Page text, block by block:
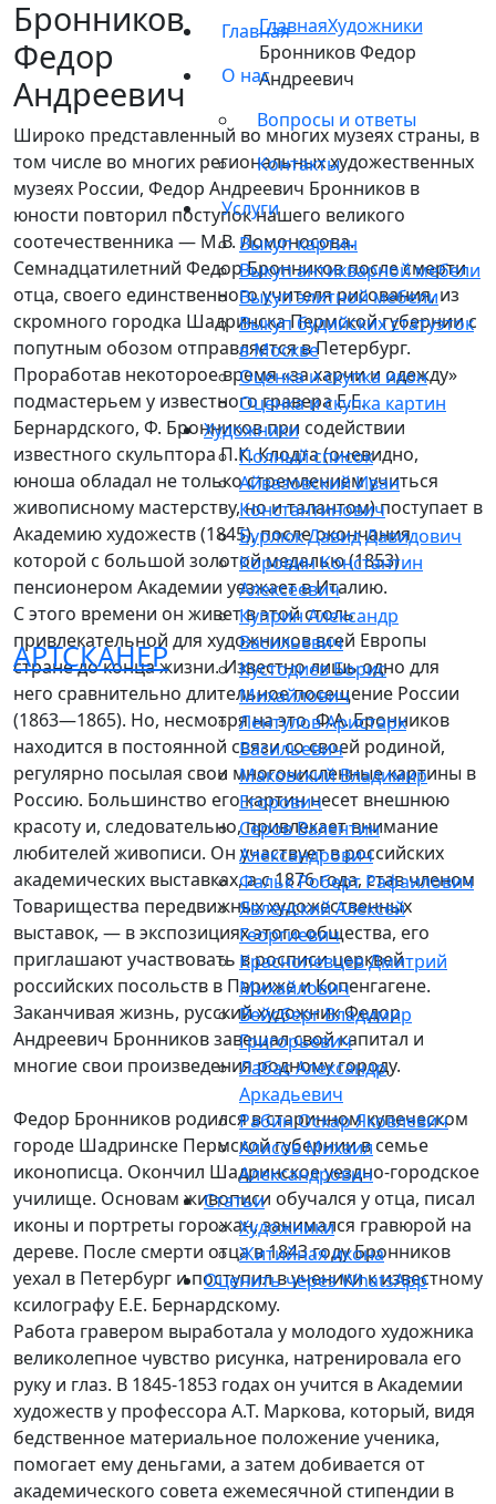
АРТСКАНЕР
Главная
О нас
Вопросы и ответы
Контакты
Услуги
Выкуп картин
Выкуп антикварной мебели
Выкуп элитной мебели
Выкуп будийских статуэток
в Москве
Оценка и скупка икон
Оценка и скупка картин
Художники
Полный список
Айвазовский Иван
Константинович
Бурлюк Давид Давидович
Коровин Константин
Алексеевич
Куприн Александр
Васильевич
Кустодиев Борис
Михайлович
Лентулов Аристарх
Васильевич
Маковский Владимир
Егорович
Серов Валентин
Александрович
Фальк Роберт Рафаилович
Явленский Алексей
Георгиевич
Краснопевцев Дмитрий
Михайлович
Вейсберг Владимир
Григорьевич
Лабас Александр
Аркадьевич
Рабин Оскар Яковлевич
Алисов Михаил
Александрович
Статьи
Художники
Житийная икона
Оценить через WhatsApp
Бронников
Федор
Андреевич
ГлавнаяХудожники
Бронников Федор
Андреевич
Широко представленный во многих музеях страны, в
том числе во многих региональных художественных
музеях России, Федор Андреевич Бронников в
юности повторил поступок нашего великого
соотечественника — М.В. Ломоносова.
Семнадцатилетний Федор Бронников после смерти
отца, своего единственного учителя рисования, из
скромного городка Шадринска Пермской губернии с
попутным обозом отправляется в Петербург.
Проработав некоторое время «за харчи и одежду»
подмастерьем у известного гравера Е.Е.
Бернардского, Ф. Бронников при содействии
известного скульптора П.К. Клодта (очевидно,
юноша обладал не только стремлением учиться
живописному мастерству, но и талантом) поступает в
Академию художеств (1845), после окончания
которой с большой золотой медалью (1853)
пенсионером Академии уезжает в Италию.
С этого времени он живет в этой столь
привлекательной для художников всей Европы
стране до конца жизни. Известно лишь одно для
него сравнительно длительное посещение России
(1863—1865). Но, несмотря на это, Ф.А. Бронников
находится в постоянной связи со своей родиной,
регулярно посылая свои многочисленные картины в
Россию. Большинство его картин несет внешнюю
красоту и, следовательно, привлекает внимание
любителей живописи. Он участвует в российских
академических выставках, а с 1876 года, став членом
Товарищества передвижных художественных
выставок, — в экспозициях этого общества, его
приглашают участвовать в росписи церквей
российских посольств в Париже и Копенгагене.
Заканчивая жизнь, русский художник Федор
Андреевич Бронников завещал свой капитал и
многие свои произведения родному городу.
Федор Бронников родился в старинном купеческом
городе Шадринске Пермской губернии в семье
иконописца. Окончил Шадринское уездно-городское
училище. Основам живописи обучался у отца, писал
иконы и портреты горожан, занимался гравюрой на
дереве. После смерти отца в 1843 году Бронников
уехал в Петербург и поступил в ученики к известному
ксилографу Е.Е. Бернардскому.
Работа гравером выработала у молодого художника
великолепное чувство рисунка, натренировала его
руку и глаз. В 1845-1853 годах он учится в Академии
художеств у профессора А.Т. Маркова, который, видя
бедственное материальное положение ученика,
помогает ему деньгами, а затем добивается от
академического совета ежемесячной стипендии в